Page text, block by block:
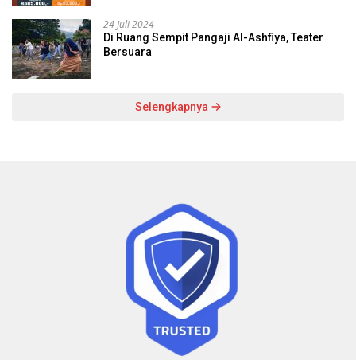
24 Juli 2024
Di Ruang Sempit Pangaji Al-Ashfiya, Teater
Bersuara
Selengkapnya